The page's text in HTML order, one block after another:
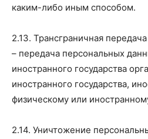
каким-либо иным способом.
2.13. Трансграничная
– передача персональных
иностранного государства
иностранного государства,
физическому или
2.14. Уничтожение